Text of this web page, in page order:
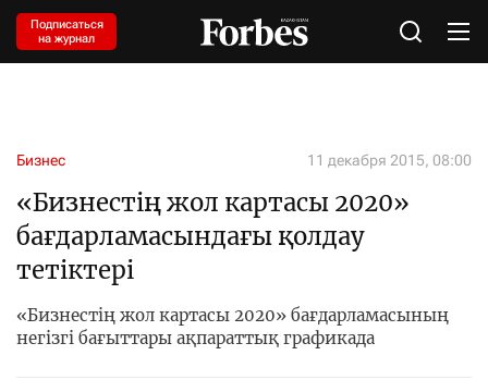
Подписаться
на журнал
Бизнес 11 декабря 2015, 08:00
«Бизнестің жол картасы 2020»
бағдарламасындағы қолдау
тетіктері
«Бизнестің жол картасы 2020» бағдарламасының
негізгі бағыттары ақпараттық графикада